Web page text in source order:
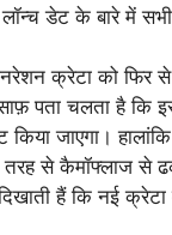
डेट के बारे में
क्रेटा को फिर
पता चलता है कि
किया जाएगा।
तरह से कैमॉफ्लाज से
हैं कि नई